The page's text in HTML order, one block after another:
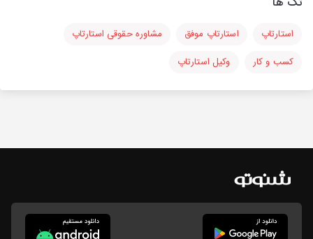
استارتاپ استارتاپ موفق
مشاوره حقوقی استارتاپ
کسب و کار
وکیل استارتاپ